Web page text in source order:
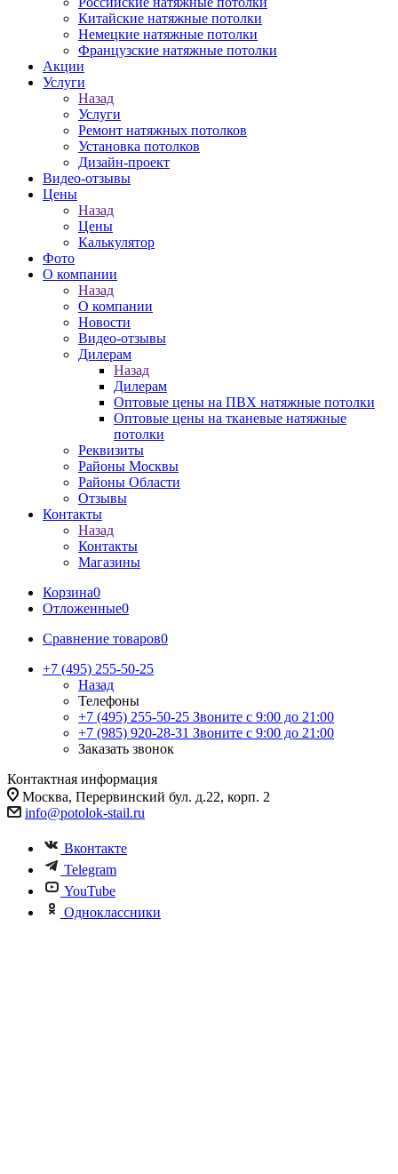
Китайские натяжные потолки
Немецкие натяжные потолки
Французские натяжные потолки
Акции
Услуги
Назад
Услуги
Ремонт натяжных потолков
Установка потолков
Дизайн-проект
Видео-отзывы
Цены
Назад
Цены
Калькулятор
Фото
О компании
Назад
О компании
Новости
Видео-отзывы
Дилерам
Назад
Дилерам
Оптовые цены на ПВХ натяжные потолки
Оптовые цены на тканевые натяжные
потолки
Реквизиты
Районы Москвы
Районы Области
Отзывы
Контакты
Назад
Контакты
Магазины
Корзина0
Отложенные0
Сравнение товаров0
+7 (495) 255-50-25
Назад
Телефоны
+7 (495) 255-50-25 Звоните с 9:00 до 21:00
+7 (985) 920-28-31 Звоните с 9:00 до 21:00
Заказать звонок
Контактная информация
Москва, Перервинский бул. д.22, корп. 2
info@potolok-stail.ru
Вконтакте
Telegram
YouTube
Одноклассники